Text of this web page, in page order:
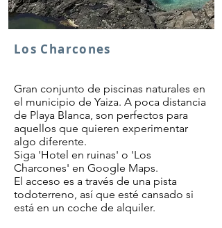
Los Charcones
Gran conjunto de piscinas naturales en
el municipio de Yaiza. A poca distancia
de Playa Blanca, son perfectos para
aquellos que quieren experimentar
algo diferente.
Siga 'Hotel en ruinas' o 'Los
Charcones' en Google Maps.
El acceso es a través de una pista
todoterreno, así que esté cansado si
está en un coche de alquiler.